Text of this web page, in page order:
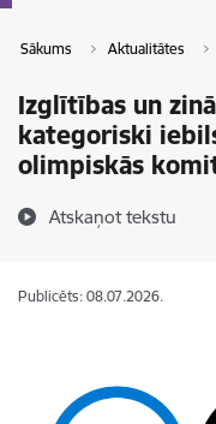
Sākums Aktualitātes
Izglītības un
kategoriski
olimpiskās
Atskaņot tekstu
Publicēts: 08.07.2026.